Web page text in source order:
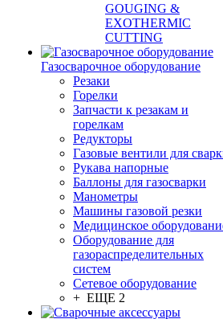
GOUGING &
EXOTHERMIC
CUTTING
Газосварочное оборудование
Резаки
Горелки
Запчасти к резакам и
горелкам
Редукторы
Газовые вентили для
Рукава напорные
Баллоны для газосварки
Манометры
Машины газовой резки
Медицинское
Оборудование для
газораспределительных
систем
Сетевое оборудование
+ ЕЩЕ 2